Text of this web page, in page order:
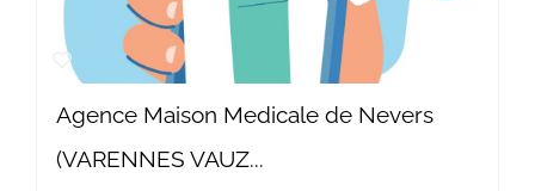
Agence Maison Medicale de Nevers
(VARENNES VAUZ...